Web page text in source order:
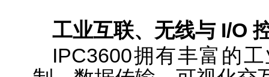
工业互联、无线与 I/O
IPC3600拥有丰富的